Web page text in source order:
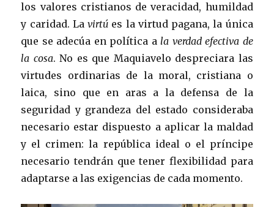
los valores cristianos de veracidad, humildad
y caridad. Lavirtú es la virtud pagana, la única
que se adecúa en política ala verdad efectiva de
la cosa. No es que Maquiavelo despreciara las
virtudes ordinarias de la moral, cristiana o
laica, sino que en aras a la defensa de la
seguridad y grandeza del estado consideraba
necesario estar dispuesto a aplicar la maldad
y el crimen: la república ideal o el príncipe
necesario tendrán que tener flexibilidad para
adaptarse a las exigencias de cada momento.